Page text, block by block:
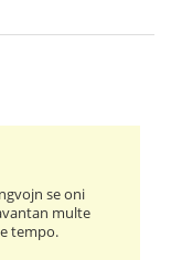
se oni
multe
tempo.